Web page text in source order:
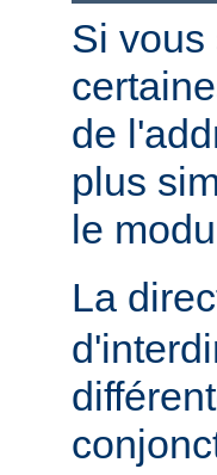
Si vous
de
plus
le
La